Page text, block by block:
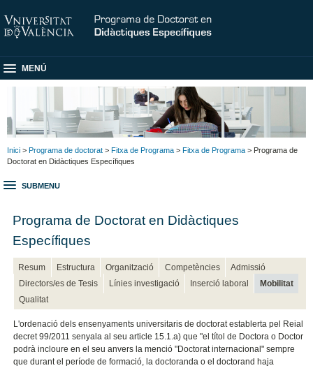
MENÚ
Inici > Programa de doctorat > Fitxa de Programa > Fitxa de Programa > Programa de
Doctorat en Didàctiques Específiques
SUBMENU
Programa de Doctorat en Didàctiques
Específiques
Resum Estructura Organització Competències
Admissió
Directors/es de Tesis
Línies investigació Inserció laboral
Mobilitat
Qualitat
L'ordenació dels ensenyaments universitaris de doctorat establerta pel Reial
decret 99/2011 senyala al seu article 15.1.a) que "el títol de Doctora o Doctor
podrà incloure en el seu anvers la menció "Doctorat internacional" sempre
que durant el període de formació, la doctoranda o el doctorand haja